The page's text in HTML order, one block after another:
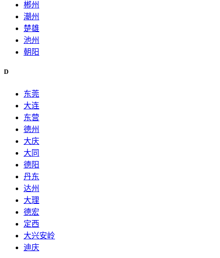
郴州
潮州
楚雄
池州
朝阳
D
东莞
大连
东营
德州
大庆
大同
德阳
丹东
达州
大理
德宏
定西
大兴安岭
迪庆